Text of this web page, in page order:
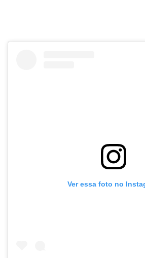
Ver essa foto no